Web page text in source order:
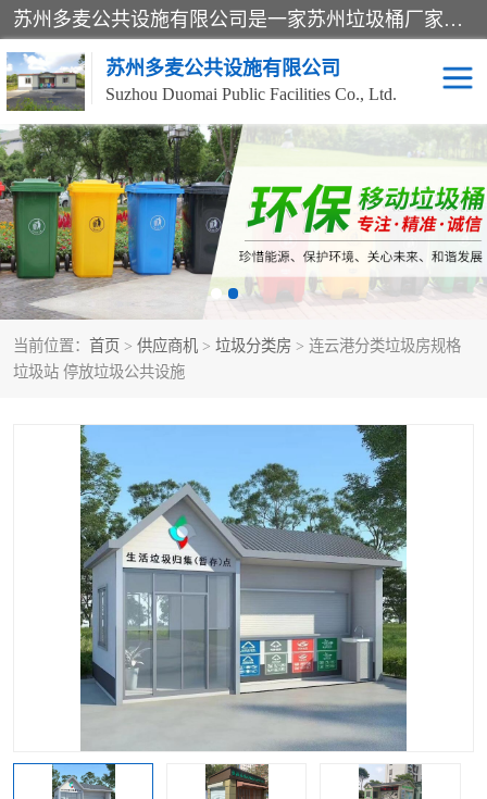
苏州多麦公共设施有限公司是一家苏州垃圾桶厂家，主营：塑料垃圾桶、分类果皮箱、户外园林椅、保安岗亭等产品厂家。全国统一热线电话：17105580222。公司组建完善的团队。设计人员，能根据客户要求，提供适合的设计方案，来满足客户的需求。
苏州多麦公共设施有限公司
Suzhou Duomai Public Facilities Co., Ltd.
当前位置： 首页 > 供应商机 > 垃圾分类房 > 连云港分类垃圾房规格
垃圾站 停放垃圾公共设施
办公室脚踩垃圾桶 保安岗亭
分类果皮箱 公园椅
垃圾分类房 塑料垃圾桶
防疫岗亭 吸烟岗亭